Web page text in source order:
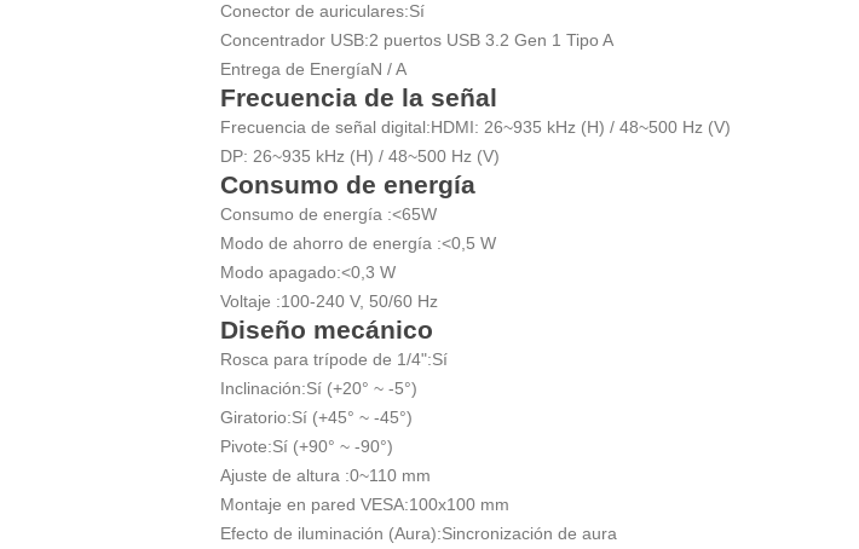
Conector de auriculares:Sí
Concentrador USB:2 puertos USB 3.2 Gen 1 Tipo A
Entrega de EnergíaN / A
Frecuencia de la señal
Frecuencia de señal digital:HDMI: 26~935 kHz (H) / 48~500 Hz (V)
DP: 26~935 kHz (H) / 48~500 Hz (V)
Consumo de energía
Consumo de energía :<65W
Modo de ahorro de energía :<0,5 W
Modo apagado:<0,3 W
Voltaje :100-240 V, 50/60 Hz
Diseño mecánico
Rosca para trípode de 1/4":Sí
Inclinación:Sí (+20° ~ -5°)
Giratorio:Sí (+45° ~ -45°)
Pivote:Sí (+90° ~ -90°)
Ajuste de altura :0~110 mm
Montaje en pared VESA:100x100 mm
Efecto de iluminación (Aura):Sincronización de aura